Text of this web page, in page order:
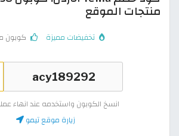
منتجات الموقع
تخفيضات مميزة كوبون
انسخ الكوبون واستخدمه عند انهاء
زيارة موقع تيمو